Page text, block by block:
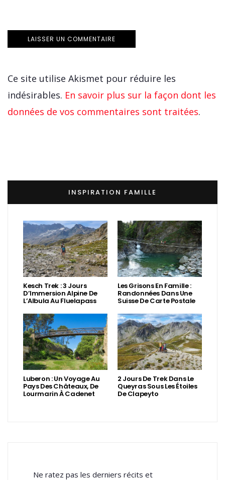
Ce site utilise Akismet pour réduire les
indésirables. En savoir plus sur la façon dont les
données de vos commentaires sont traitées.
INSPIRATION FAMILLE
Kesch Trek : 3 Jours
D’Immersion Alpine De
L’Albula Au Fluelapass
Les Grisons En Famille :
Randonnées Dans Une
Suisse De Carte Postale
Luberon : Un Voyage Au
Pays Des Châteaux, De
Lourmarin À Cadenet
2 Jours De Trek Dans Le
Queyras Sous Les Étoiles
De Clapeyto
Ne ratez pas les derniers récits et